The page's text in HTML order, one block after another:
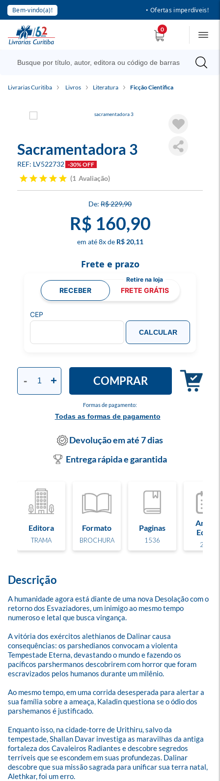
Bem-vindo(a)! • Ofertas imperdíveis!
0
Livrarias Curitiba Livros Literatura Ficção Cientifica
Sacramentadora 3
LV522732 -30% OFF
1 Avaliação
R$ 229,90
R$ 160,90
8x R$ 20,11
Formas de pagamento:
Todas as formas de pagamento
- + COMPRAR
Frete e prazo
RECEBER FRETE GRÁTIS
CEP
CALCULAR
Devolução em até 7 dias
Entrega rápida e garantida
Editora
TRAMA
Formato
BROCHURA
Paginas
1536
Ano de
Edição
2024
Descrição
A humanidade agora está diante de uma nova Desolação com o
retorno dos Esvaziadores, um inimigo ao mesmo tempo
numeroso e letal que busca vingança.
A vitória dos exércitos alethianos de Dalinar causa
consequências: os parshedianos convocam a violenta
Tempestade Eterna, devastando o mundo e fazendo os
pacíficos parshermanos descobrirem com horror que foram
escravizados pelos humanos durante um milênio.
Ao mesmo tempo, em uma corrida desesperada para alertar a
sua família sobre a ameaça, Kaladin questiona se o ódio dos
parshemanos é justificado.
Enquanto isso, na cidade-torre de Urithiru, salvo da
tempestade, Shallan Davar investiga as maravilhas da antiga
fortaleza dos Cavaleiros Radiantes e descobre segredos
terríveis que se escondem em suas profundezas. Dalinar
descobre que sua missão sagrada para unificar sua terra natal,
Alethkar, foi um erro.